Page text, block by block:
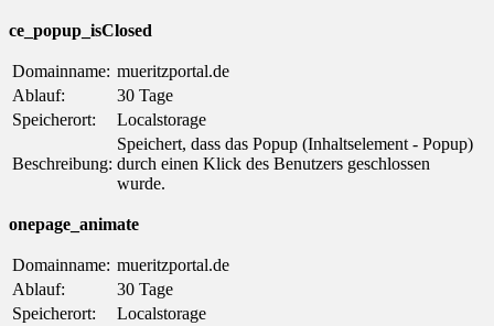
ce_popup_isClosed
Domainname: mueritzportal.de
Ablauf:
30 Tage
Speicherort:
Localstorage
Beschreibung:
Speichert, dass das Popup (Inhaltselement - Popup)
durch einen Klick des Benutzers geschlossen
wurde.
onepage_animate
Domainname: mueritzportal.de
Ablauf:
30 Tage
Speicherort:
Localstorage